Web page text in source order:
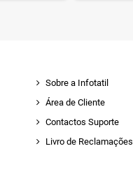
Sobre a Infotatil
Área de Cliente
Contactos Suporte
Livro de Reclamações